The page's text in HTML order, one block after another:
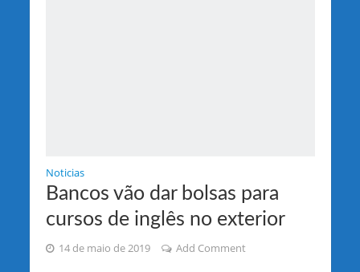
Noticias
Bancos vão dar bolsas para
cursos de inglês no exterior
14 de maio de 2019 Add Comment